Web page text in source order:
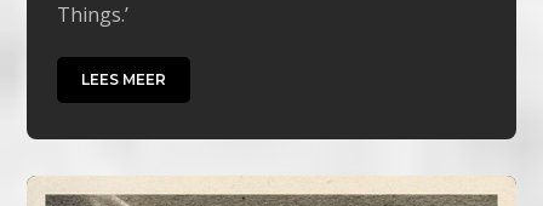
Things.’
LEES MEER